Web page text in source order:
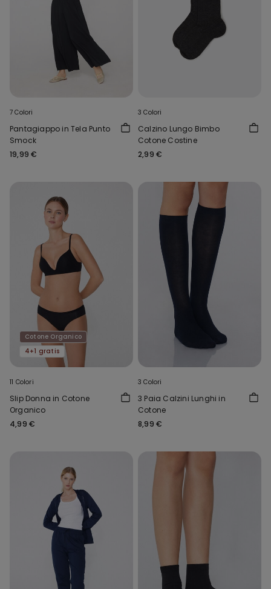
7 Colori
Pantagiappo in Tela Punto
Smock
19,99 €
3 Colori
Calzino Lungo Bimbo
Cotone Costine
2,99 €
Cotone Organico
4+1 gratis
11 Colori
Slip Donna in Cotone
Organico
4,99 €
3 Colori
3 Paia Calzini Lunghi in
Cotone
8,99 €